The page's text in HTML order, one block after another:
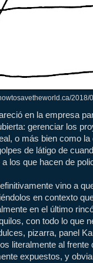
en la empresa
gerenciar los
o más bien como
de látigo de
los que hacen de
vino a
en contexto
en el último
con todo lo que
pizarra, panel
literalmente al frente
expuestos, y